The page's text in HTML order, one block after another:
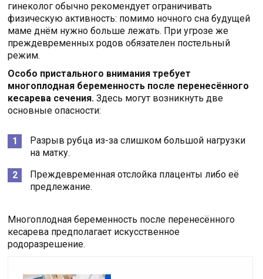
гинеколог обычно рекомендует ограничивать
физическую активность: помимо ночного сна будущей
маме днём нужно больше лежать. При угрозе же
преждевременных родов обязателен постельный
режим.
Особо пристального внимания требует
многоплодная беременность после перенесённого
кесарева сечения. Здесь могут возникнуть две
основные опасности:
Разрыв рубца из-за слишком большой нагрузки
на матку.
Преждевременная отслойка плаценты либо её
предлежание.
Многоплодная беременность после перенесённого
кесарева предполагает искусственное
родоразрешение.